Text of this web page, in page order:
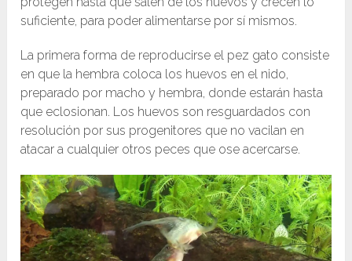
suficiente, para poder alimentarse por sí mismos.
La primera forma de reproducirse el pez gato consiste
en que la hembra coloca los huevos en el nido,
preparado por macho y hembra, donde estarán hasta
que eclosionan. Los huevos son resguardados con
resolución por sus progenitores que no vacilan en
atacar a cualquier otros peces que ose acercarse.